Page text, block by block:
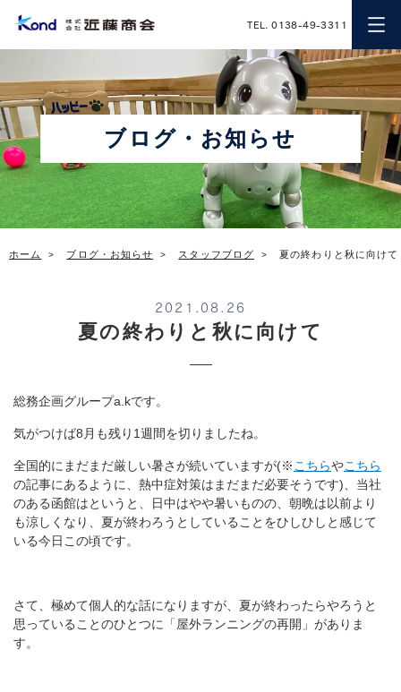
近藤商会
TEL. 0138-49-3311
ブログ・お知らせ
ホーム ブログ・お知らせ スタッフブログ 夏の終わりと秋に向けて
2021.08.26
夏の終わりと秋に向けて
総務企画グループa.kです。
気がつけば8月も残り1週間を切りましたね。
全国的にまだまだ厳しい暑さが続いていますが(※ こちらやこちら
の記事にあるように、熱中症対策はまだまだ必要そうです)、当社
のある函館はというと、日中はやや暑いものの、朝晩は以前より
も涼しくなり、夏が終わろうとしていることをひしひしと感じて
いる今日この頃です。
さて、極めて個人的な話になりますが、夏が終わったらやろうと
思っていることのひとつに「屋外ランニングの再開」がありま
す。